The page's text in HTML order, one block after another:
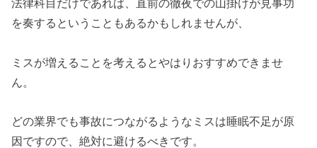
法律科目だけであれば、直前の徹夜での山掛けが見事功
を奏するということもあるかもしれませんが、
ミスが増えることを考えるとやはりおすすめできませ
ん。
どの業界でも事故につながるようなミスは睡眠不足が原
因ですので、絶対に避けるべきです。